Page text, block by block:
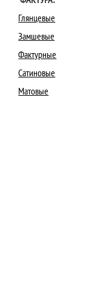
Глянцевые
Замшевые
Фактурные
Сатиновые
Матовые